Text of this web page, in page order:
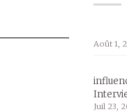
Août 1,
Juil 23,